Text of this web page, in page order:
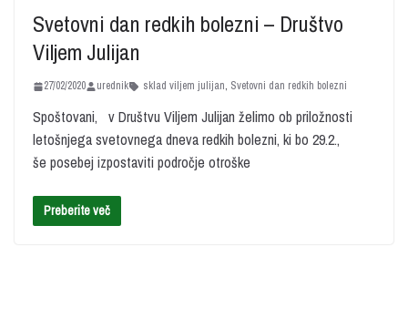
Svetovni dan redkih bolezni – Društvo
Viljem Julijan
27/02/2020 urednik sklad viljem julijan, Svetovni dan redkih bolezni
Spoštovani, v Društvu Viljem Julijan želimo ob priložnosti
letošnjega svetovnega dneva redkih bolezni, ki bo 29.2.,
še posebej izpostaviti področje otroške
Preberite več